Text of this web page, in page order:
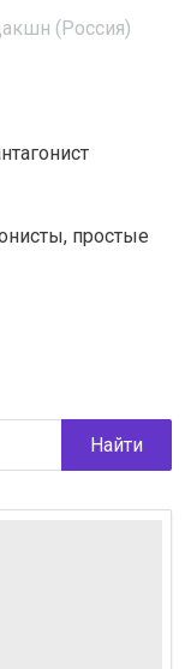
(Россия)
простые
Найти